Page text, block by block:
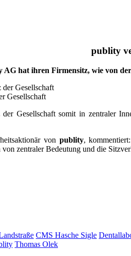
publity
hat ihren Firmensitz, wie von
Gesellschaft
Gesellschaft somit in zentraler
von publity,
zentraler Bedeutung und die
CMS Hasche Sigle
Thomas Olek